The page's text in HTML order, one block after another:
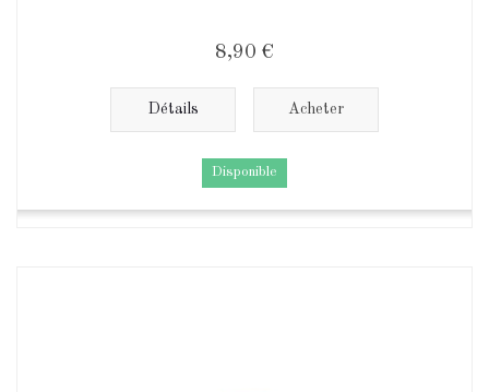
8,90 €
Détails Acheter
Disponible